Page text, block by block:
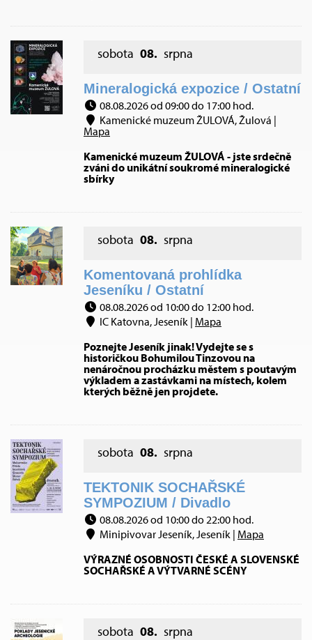
sobota 08. srpna
Mineralogická expozice / Ostatní
08.08.2026 od 09:00 do 17:00 hod.
Kamenické muzeum ŽULOVÁ, Žulová |
Mapa
Kamenické muzeum ŽULOVÁ - jste srdečně
zváni do unikátní soukromé mineralogické
sbírky
sobota 08. srpna
Komentovaná prohlídka
Jeseníku / Ostatní
08.08.2026 od 10:00 do 12:00 hod.
IC Katovna, Jeseník | Mapa
Poznejte Jeseník jinak! Vydejte se s
historičkou Bohumilou Tinzovou na
nenáročnou procházku městem s poutavým
výkladem a zastávkami na místech, kolem
kterých běžně jen projdete.
sobota 08. srpna
TEKTONIK SOCHAŘSKÉ
SYMPOZIUM / Divadlo
08.08.2026 od 10:00 do 22:00 hod.
Minipivovar Jeseník, Jeseník | Mapa
VÝRAZNÉ OSOBNOSTI ČESKÉ A SLOVENSKÉ
SOCHAŘSKÉ A VÝTVARNÉ SCÉNY
sobota 08. srpna